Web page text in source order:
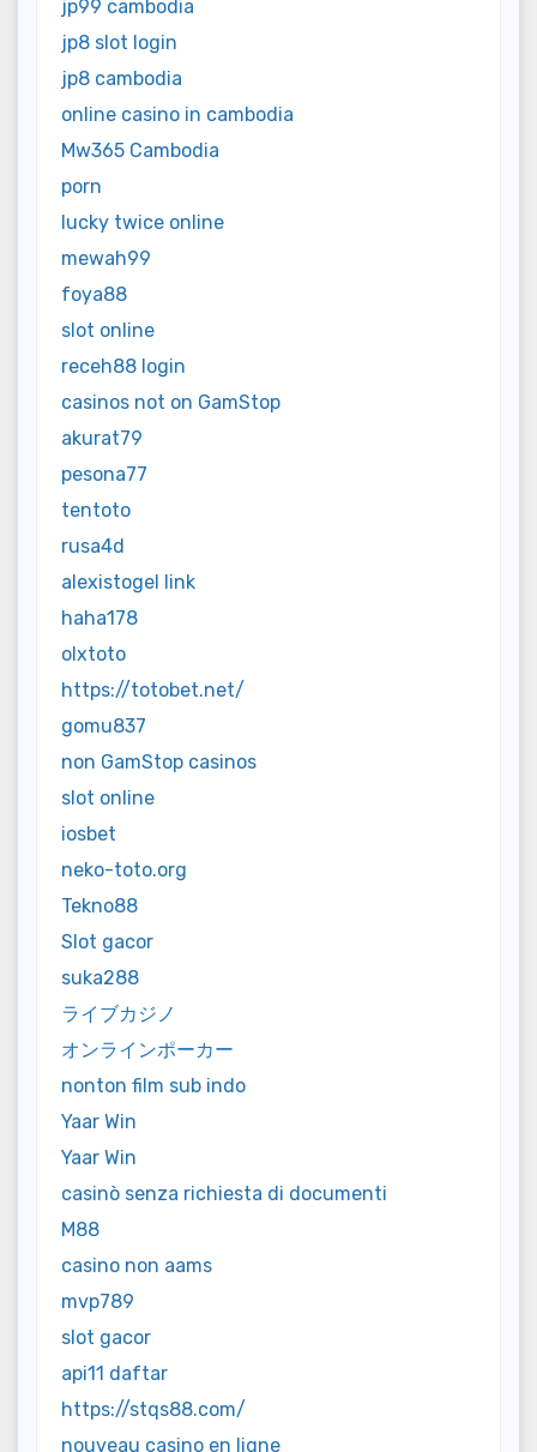
jp99 cambodia
jp8 slot login
jp8 cambodia
online casino in cambodia
Mw365 Cambodia
porn
lucky twice online
mewah99
foya88
slot online
receh88 login
casinos not on GamStop
akurat79
pesona77
tentoto
rusa4d
alexistogel link
haha178
olxtoto
https://totobet.net/
gomu837
non GamStop casinos
slot online
iosbet
neko-toto.org
Tekno88
Slot gacor
suka288
ライブカジノ
オンラインポーカー
nonton film sub indo
Yaar Win
Yaar Win
casinò senza richiesta di documenti
M88
casino non aams
mvp789
slot gacor
api11 daftar
https://stqs88.com/
nouveau casino en ligne